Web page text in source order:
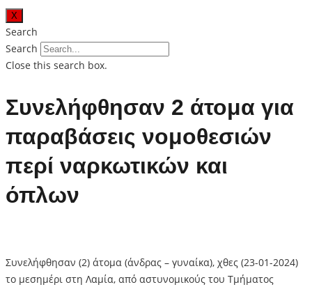
X
Search
Search
Close this search box.
Συνελήφθησαν 2 άτομα για
παραβάσεις νομοθεσιών
περί ναρκωτικών και
όπλων
Συνελήφθησαν (2) άτομα (άνδρας – γυναίκα), χθες (23-01-2024)
το μεσημέρι στη Λαμία, από αστυνομικούς του Τμήματος